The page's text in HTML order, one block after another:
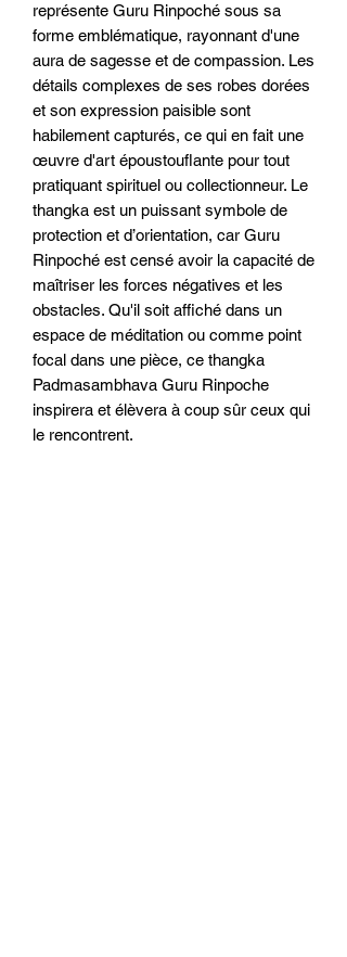
représente Guru Rinpoché sous sa
forme emblématique, rayonnant d'une
aura de sagesse et de compassion. Les
détails complexes de ses robes dorées
et son expression paisible sont
habilement capturés, ce qui en fait une
œuvre d'art époustouflante pour tout
pratiquant spirituel ou collectionneur. Le
thangka est un puissant symbole de
protection et d’orientation, car Guru
Rinpoché est censé avoir la capacité de
maîtriser les forces négatives et les
obstacles. Qu'il soit affiché dans un
espace de méditation ou comme point
focal dans une pièce, ce thangka
Padmasambhava Guru Rinpoche
inspirera et élèvera à coup sûr ceux qui
le rencontrent.